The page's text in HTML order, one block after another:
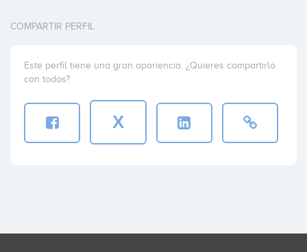
COMPARTIR PERFIL
Este perfil tiene una gran apariencia. ¿Quieres compartirlo
con todos?
X